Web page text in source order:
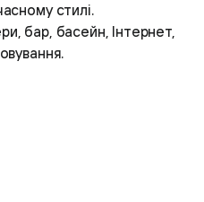
стилі.
бар, басейн, Інтернет,